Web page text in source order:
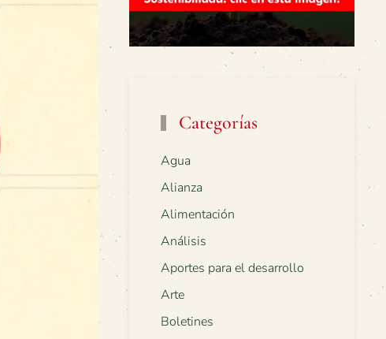
Categorías
Agua
Alianza
Alimentación
Análisis
Aportes para el desarrollo
Arte
Boletines